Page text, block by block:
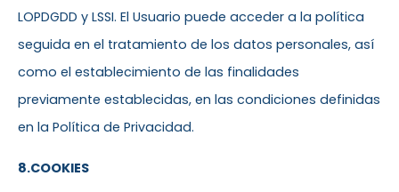
LOPDGDD y LSSI. El Usuario puede acceder a la política
seguida en el tratamiento de los datos personales, así
como el establecimiento de las finalidades
previamente establecidas, en las condiciones definidas
en la Política de Privacidad.
8.COOKIES